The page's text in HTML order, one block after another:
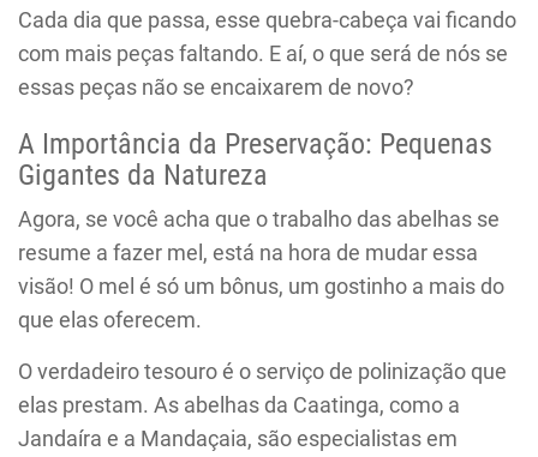
Cada dia que passa, esse quebra-cabeça vai ficando
com mais peças faltando. E aí, o que será de nós se
essas peças não se encaixarem de novo?
A Importância da Preservação: Pequenas
Gigantes da Natureza
Agora, se você acha que o trabalho das abelhas se
resume a fazer mel, está na hora de mudar essa
visão! O mel é só um bônus, um gostinho a mais do
que elas oferecem.
O verdadeiro tesouro é o serviço de polinização que
elas prestam. As abelhas da Caatinga, como a
Jandaíra e a Mandaçaia, são especialistas em